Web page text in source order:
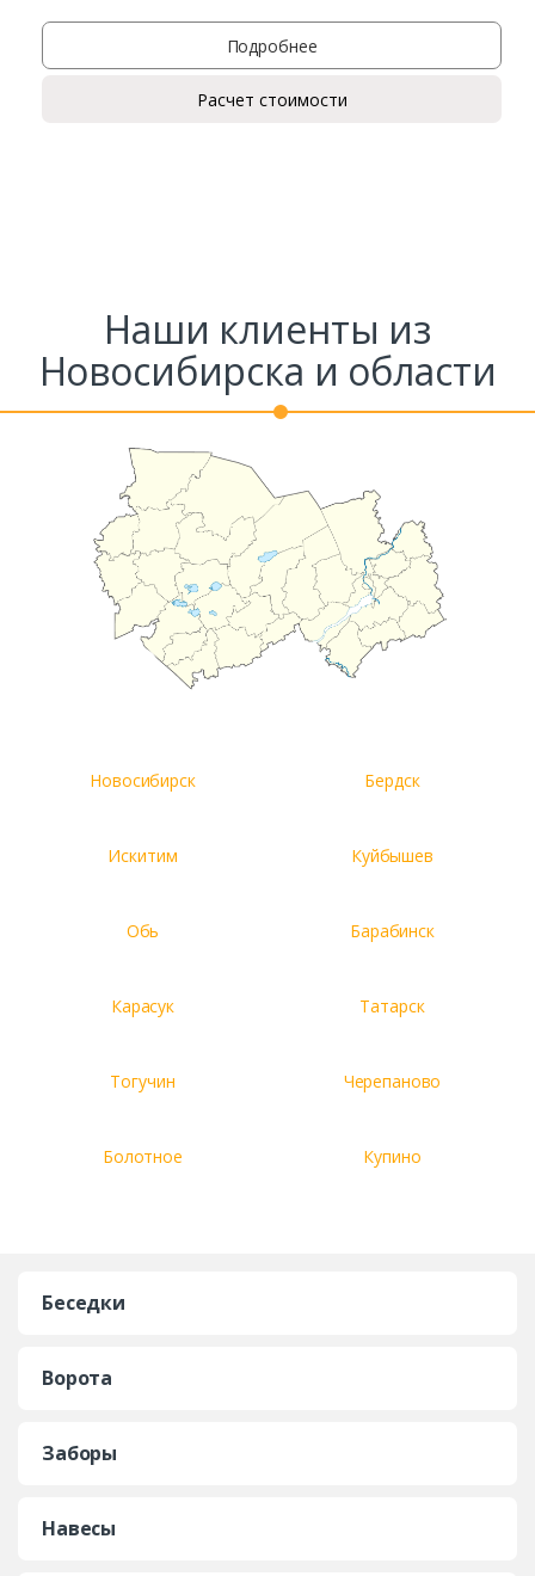
Подробнее
Расчет стоимости
Наши клиенты из
Новосибирска и области
Новосибирск Бердск
Искитим Куйбышев
Обь Барабинск
Карасук Татарск
Тогучин Черепаново
Болотное Купино
Беседки
Ворота
Заборы
Навесы